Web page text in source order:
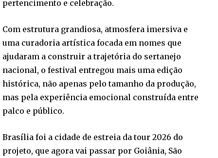
pertencimento e celebração.
Com estrutura grandiosa, atmosfera imersiva e
uma curadoria artística focada em nomes que
ajudaram a construir a trajetória do sertanejo
nacional, o festival entregou mais uma edição
histórica, não apenas pelo tamanho da produção,
mas pela experiência emocional construída entre
palco e público.
Brasília foi a cidade de estreia da tour 2026 do
projeto, que agora vai passar por Goiânia, São